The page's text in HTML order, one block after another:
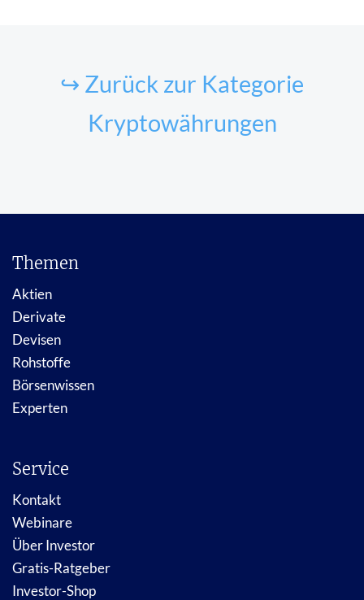
↪ Zurück zur Kategorie
Kryptowährungen
Themen
Aktien
Derivate
Devisen
Rohstoffe
Börsenwissen
Experten
Service
Kontakt
Webinare
Über Investor
Gratis-Ratgeber
Investor-Shop